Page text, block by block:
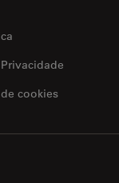
cookies